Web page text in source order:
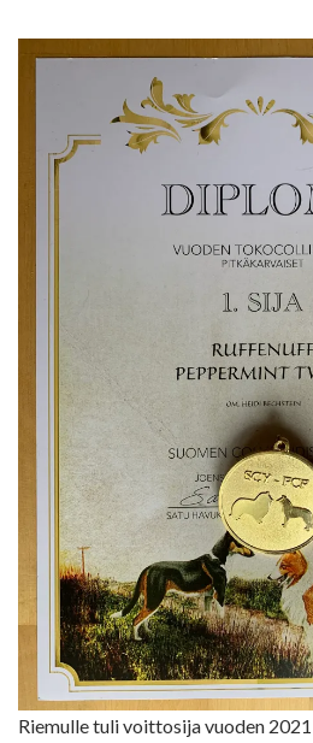
Riemulle tuli voittosija vuoden